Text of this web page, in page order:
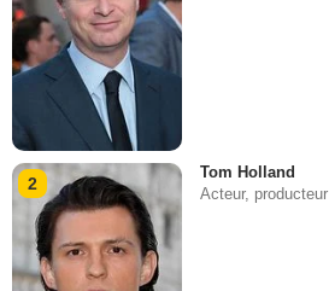
2
Tom Holland
Acteur, producteur